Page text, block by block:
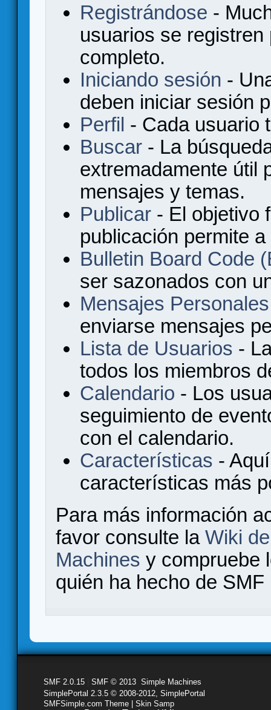
Registrándose -
usuarios se
completo.
Iniciando sesión -
deben iniciar sesión
Perfil - Cada usuario
Buscar - La
extremadamente útil
mensajes y temas.
Publicar - El objetivo
publicación permite
Bulletin Board Code
ser sazonados con
Mensajes Personales
enviarse mensajes
Lista de Usuarios -
todos los miembros
Calendario - Los
seguimiento de
con el calendario.
Características -
características más
Para más información
favor consulte la Wiki
Machines y compruebe
quién ha hecho de
SMF 2.0.15 SMF © 2013 Simple Machines
SimplePortal 2.3.5 © 2008-2012, SimplePortal
SMFSimple.com Theme | Skin Samp